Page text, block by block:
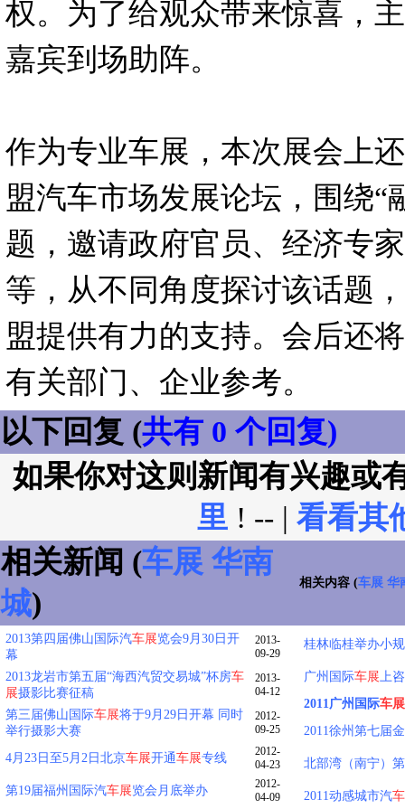
权。为了给观众带来惊喜，
嘉宾到场助阵。
作为专业车展，本次展会上
盟汽车市场发展论坛，围绕“
题，邀请政府官员、经济专
等，从不同角度探讨该话题
盟提供有力的支持。会后还
有关部门、企业参考。
以下回复 (共有 0 个回复)
如果你对这则新闻有兴趣或
里 ! -- | 看看其
相关新闻 (车展 华南
城)
相关内容 (车展 华
2013第四届佛山国际汽车展览会9月30日开
幕
2013-
09-29
2013龙岩市第五届“海西汽贸交易城”杯房车
展摄影比赛征稿
2013-
04-12
第三届佛山国际车展将于9月29日开幕 同时
举行摄影大赛
2012-
09-25
4月23日至5月2日北京车展开通车展专线
2012-
04-23
第19届福州国际汽车展览会月底举办
2012-
04-09
桂林临桂举办小
广州国际车展上
2011广州国际车展
2011徐州第七届
北部湾（南宁）
2011动感城市汽